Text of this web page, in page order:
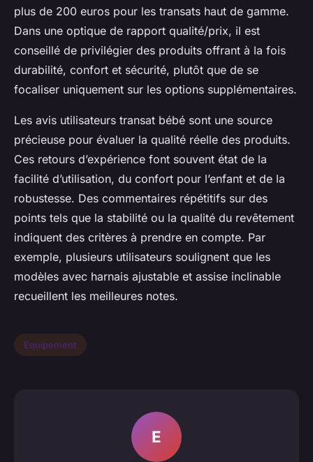
plus de 200 euros pour les transats haut de gamme.
Dans une optique de rapport qualité/prix, il est
conseillé de privilégier des produits offrant à la fois
durabilité, confort et sécurité, plutôt que de se
focaliser uniquement sur les options supplémentaires.
Les avis utilisateurs transat bébé sont une source
précieuse pour évaluer la qualité réelle des produits.
Ces retours d’expérience font souvent état de la
facilité d’utilisation, du confort pour l’enfant et de la
robustesse. Des commentaires répétitifs sur des
points tels que la stabilité ou la qualité du revêtement
indiquent des critères à prendre en compte. Par
exemple, plusieurs utilisateurs soulignent que les
modèles avec harnais ajustable et assise inclinable
recueillent les meilleures notes.
Equipement
E